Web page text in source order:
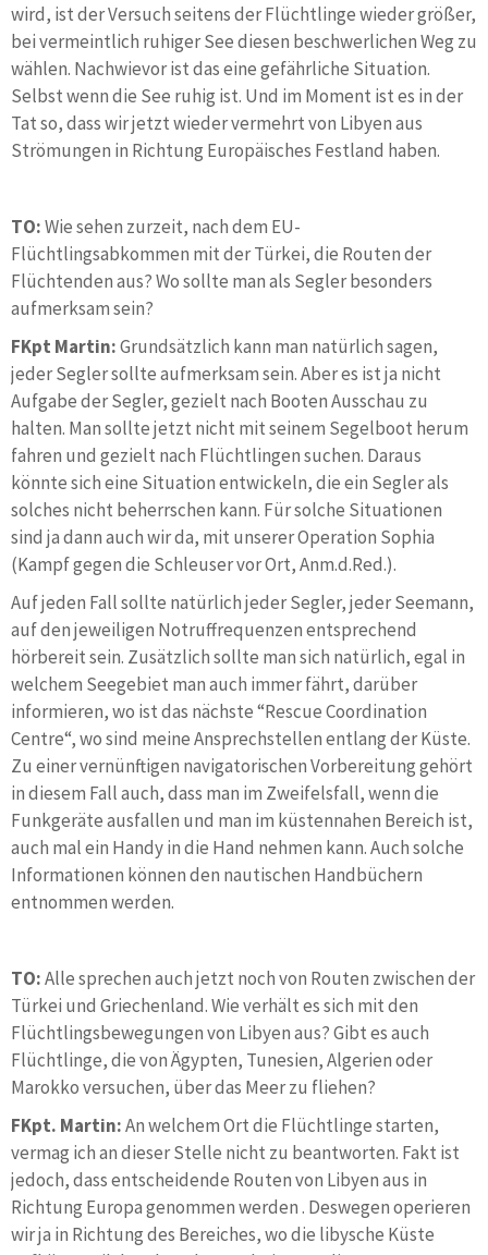
wird, ist der Versuch seitens der Flüchtlinge wieder größer,
bei vermeintlich ruhiger See diesen beschwerlichen Weg zu
wählen. Nachwievor ist das eine gefährliche Situation.
Selbst wenn die See ruhig ist. Und im Moment ist es in der
Tat so, dass wir jetzt wieder vermehrt von Libyen aus
Strömungen in Richtung Europäisches Festland haben.
TO:Wie sehen zurzeit, nach dem EU-
Flüchtlingsabkommen mit der Türkei, die Routen der
Flüchtenden aus? Wo sollte man als Segler besonders
aufmerksam sein?
FKpt Martin:Grundsätzlich kann man natürlich sagen,
jeder Segler sollte aufmerksam sein. Aber es ist ja nicht
Aufgabe der Segler, gezielt nach Booten Ausschau zu
halten. Man sollte jetzt nicht mit seinem Segelboot herum
fahren und gezielt nach Flüchtlingen suchen. Daraus
könnte sich eine Situation entwickeln, die ein Segler als
solches nicht beherrschen kann. Für solche Situationen
sind ja dann auch wir da, mit unserer Operation Sophia
(Kampf gegen die Schleuser vor Ort, Anm.d.Red.).
Auf jeden Fall sollte natürlich jeder Segler, jeder Seemann,
auf den jeweiligen Notruffrequenzen entsprechend
hörbereit sein. Zusätzlich sollte man sich natürlich, egal in
welchem Seegebiet man auch immer fährt, darüber
informieren, wo ist das nächste “Rescue Coordination
Centre“, wo sind meine Ansprechstellen entlang der Küste.
Zu einer vernünftigen navigatorischen Vorbereitung gehört
in diesem Fall auch, dass man im Zweifelsfall, wenn die
Funkgeräte ausfallen und man im küstennahen Bereich ist,
auch mal ein Handy in die Hand nehmen kann. Auch solche
Informationen können den nautischen Handbüchern
entnommen werden.
TO:Alle sprechen auch jetzt noch von Routen zwischen der
Türkei und Griechenland. Wie verhält es sich mit den
Flüchtlingsbewegungen von Libyen aus? Gibt es auch
Flüchtlinge, die von Ägypten, Tunesien, Algerien oder
Marokko versuchen, über das Meer zu fliehen?
FKpt. Martin:An welchem Ort die Flüchtlinge starten,
vermag ich an dieser Stelle nicht zu beantworten. Fakt ist
jedoch, dass entscheidende Routen von Libyen aus in
Richtung Europa genommen werden . Deswegen operieren
wir ja in Richtung des Bereiches, wo die libysche Küste